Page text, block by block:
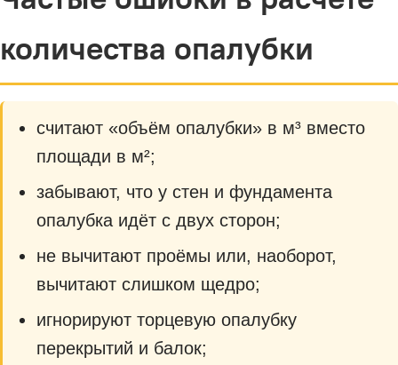
количества опалубки
считают «объём опалубки» в м³ вместо
площади в м²;
забывают, что у стен и фундамента
опалубка идёт с двух сторон;
не вычитают проёмы или, наоборот,
вычитают слишком щедро;
игнорируют торцевую опалубку
перекрытий и балок;